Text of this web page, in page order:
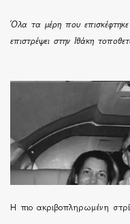
Όλα τα μέρη που
επιστρέψει στην Ιθάκη
H πιο ακριβοπληρωμένη